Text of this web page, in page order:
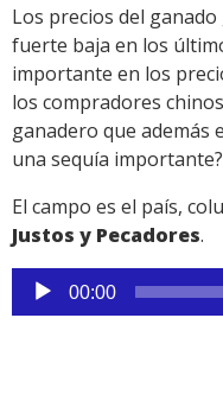
Los precios del
fuerte baja en los
importante en los
los compradores
ganadero que además
una sequía importante?
El campo es el país,
Justos y Pecadores.
Reproductor
de
00:00